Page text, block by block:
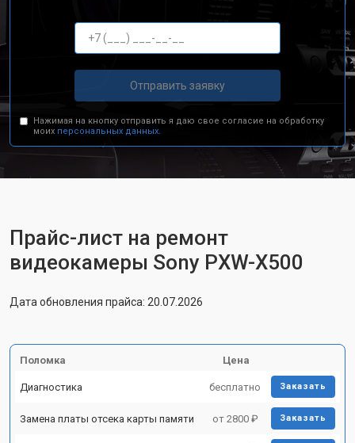
Отправить заявку
Нажимая на кнопку отправить я даю свое согласие на обработку
моих персональных данных.
Прайс-лист на ремонт
видеокамеры Sony PXW-X500
Дата обновления прайса: 20.07.2026
Поломка Цена
Диагностика бесплатно Заказать
Замена платы отсека карты памяти от 2800 ₽ Заказать